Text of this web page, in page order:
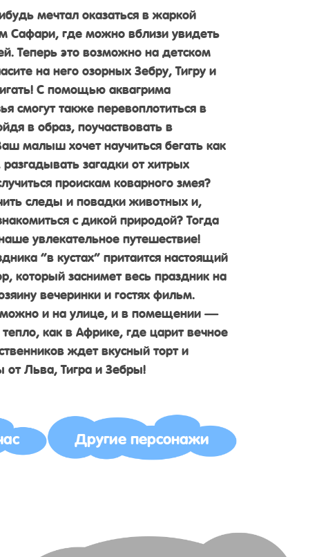
мечтал оказаться в жаркой
Сафари, где можно вблизи увидеть
Теперь это возможно на детском
на него озорных Зебру, Тигру и
С помощью аквагрима
смогут также перевоплотиться в
в образ, поучаствовать в
малыш хочет научиться бегать как
загадки от хитрых
проискам коварного змея?
следы и повадки животных и,
с дикой природой? Тогда
увлекательное путешествие!
“в кустах” притаится настоящий
который заснимет весь праздник на
вечеринки и гостях фильм.
и на улице, и в помещении —
как в Африке, где царит вечное
ждет вкусный торт и
Льва, Тигра и Зебры!
Другие персонажи